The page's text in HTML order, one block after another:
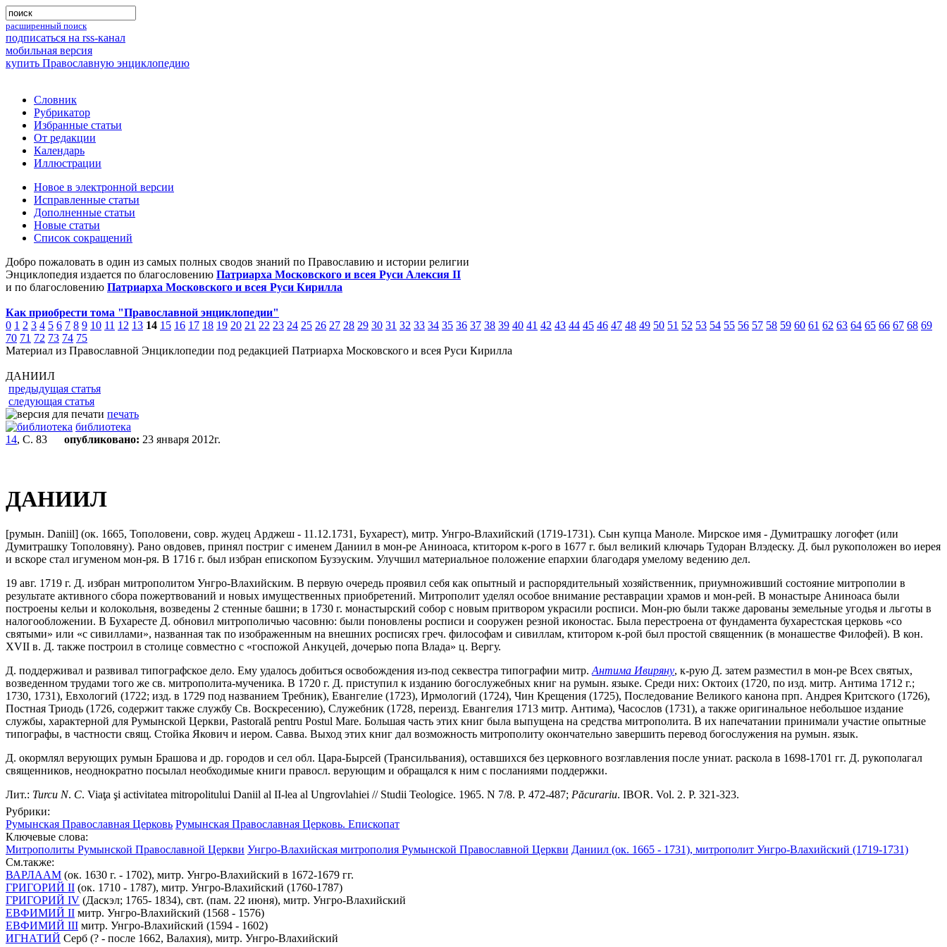
расширенный поиск
подписаться на rss-канал
мобильная версия
купить Православную энциклопедию
Словник
Рубрикатор
Избранные статьи
От редакции
Календарь
Иллюстрации
Новое в электронной версии
Исправленные статьи
Дополненные статьи
Новые статьи
Список сокращений
Добро пожаловать в один из самых полных сводов знаний по Православию и истории религии
Энциклопедия издается по благословению Патриарха Московского и всея Руси Алексия II
и по благословению Патриарха Московского и всея Руси Кирилла
Как приобрести тома "Православной энциклопедии"
0 1 2 3 4 5 6 7 8 9 10 11 12 13 14 15 16 17 18 19 20 21 22 23 24 25 26 27 28 29 30 31 32 33 34 35 36 37 38 39 40 41 42 43 44 45 46 47 48 49 50 51 52 53 54 55 56 57 58 59 60 61 62 63 64 65 66 67 68 69
70 71 72 73 74 75
Материал из Православной Энциклопедии под редакцией Патриарха Московского и всея Руси Кирилла
ДАНИИЛ
предыдущая статья
следующая статья
печать
библиотека
14, С. 83 опубликовано: 23 января 2012г.
ДАНИИЛ
[румын. Daniil] (ок. 1665, Тополовени, совр. жудец Арджеш - 11.12.1731, Бухарест), митр. Унгро-Влахийский (1719-1731). Сын купца Маноле. Мирское имя - Думитрашку логофет (или
Думитрашку Тополовяну). Рано овдовев, принял постриг с именем Даниил в мон-ре Аниноаса, ктитором к-рого в 1677 г. был великий ключарь Тудоран Влэдеску. Д. был рукоположен во иерея
и вскоре стал игуменом мон-ря. В 1716 г. был избран епископом Бузэуским. Улучшил материальное положение епархии благодаря умелому ведению дел.
19 авг. 1719 г. Д. избран митрополитом Унгро-Влахийским. В первую очередь проявил себя как опытный и распорядительный хозяйственник, приумноживший состояние митрополии в
результате активного сбора пожертвований и новых имущественных приобретений. Митрополит уделял особое внимание реставрации храмов и мон-рей. В монастыре Аниноаса были
построены кельи и колокольня, возведены 2 стенные башни; в 1730 г. монастырский собор с новым притвором украсили росписи. Мон-рю были также дарованы земельные угодья и льготы в
налогообложении. В Бухаресте Д. обновил митрополичью часовню: были поновлены росписи и сооружен резной иконостас. Была перестроена от фундамента бухарестская церковь «со
святыми» или «с сивиллами», названная так по изображенным на внешних росписях греч. философам и сивиллам, ктитором к-рой был простой священник (в монашестве Филофей). В кон.
XVII в. Д. также построил в столице совместно с «госпожой Анкуцей, дочерью попа Влада» ц. Вергу.
Д. поддерживал и развивал типографское дело. Ему удалось добиться освобождения из-под секвестра типографии митр. Антима Ивиряну, к-рую Д. затем разместил в мон-ре Всех святых,
возведенном трудами того же св. митрополита-мученика. В 1720 г. Д. приступил к изданию богослужебных книг на румын. языке. Среди них: Октоих (1720, по изд. митр. Антима 1712 г.;
1730, 1731), Евхологий (1722; изд. в 1729 под названием Требник), Евангелие (1723), Ирмологий (1724), Чин Крещения (1725), Последование Великого канона прп. Андрея Критского (1726),
Постная Триодь (1726, содержит также службу Св. Воскресению), Служебник (1728, переизд. Евангелия 1713 митр. Антима), Часослов (1731), а также оригинальное небольшое издание
службы, характерной для Румынской Церкви, Pastorală pentru Postul Mare. Большая часть этих книг была выпущена на средства митрополита. В их напечатании принимали участие опытные
типографы, в частности свящ. Стойка Якович и иером. Савва. Выход этих книг дал возможность митрополиту окончательно завершить перевод богослужения на румын. язык.
Д. окормлял верующих румын Брашова и др. городов и сел обл. Цара-Бырсей (Трансильвания), оставшихся без церковного возглавления после униат. раскола в 1698-1701 гг. Д. рукополагал
священников, неоднократно посылал необходимые книги правосл. верующим и обращался к ним с посланиями поддержки.
Лит.: Turcu N. C. Viaţa şi activitatea mitropolitului Daniil al II-lea al Ungrovlahiei // Studii Teologice. 1965. N 7/8. P. 472-487; Păcurariu. IBOR. Vol. 2. P. 321-323.
Рубрики:
Румынская Православная Церковь Румынская Православная Церковь. Епископат
Ключевые слова:
Митрополиты Румынской Православной Церкви Унгро-Влахийская митрополия Румынской Православной Церкви Даниил (ок. 1665 - 1731), митрополит Унгро-Влахийский (1719-1731)
См.также:
ВАРЛААМ (ок. 1630 г. - 1702), митр. Унгро-Влахийский в 1672-1679 гг.
ГРИГОРИЙ II (ок. 1710 - 1787), митр. Унгро-Влахийский (1760-1787)
ГРИГОРИЙ IV (Даскэл; 1765- 1834), свт. (пам. 22 июня), митр. Унгро-Влахийский
ЕВФИМИЙ II митр. Унгро-Влахийский (1568 - 1576)
ЕВФИМИЙ III митр. Унгро-Влахийский (1594 - 1602)
ИГНАТИЙ Серб (? - после 1662, Валахия), митр. Унгро-Влахийский